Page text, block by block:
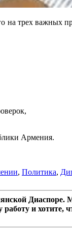
на трех важных
Армения.
, Политика,
Диаспоре.
и хотите,